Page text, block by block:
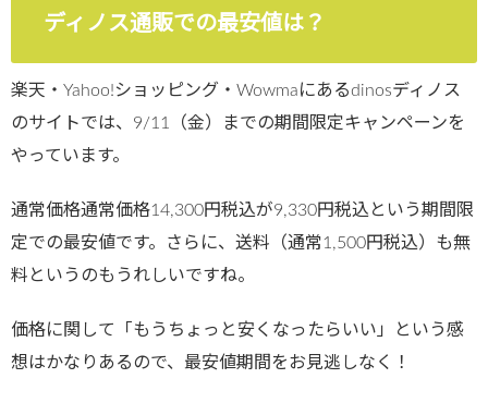
ディノス通販での最安値は？
楽天・Yahoo!ショッピング・Wowmaにあるdinosディノス
のサイトでは、9/11（金）までの期間限定キャンペーンを
やっています。
通常価格通常価格14,300円税込が9,330円税込という期間限
定での最安値です。さらに、送料（通常1,500円税込）も無
料というのもうれしいですね。
価格に関して「もうちょっと安くなったらいい」という感
想はかなりあるので、最安値期間をお見逃しなく！